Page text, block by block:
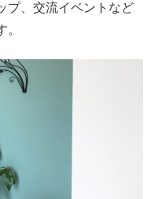
プ、交流イベントなど